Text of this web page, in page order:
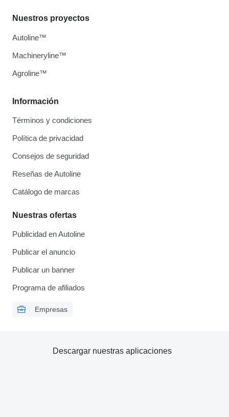
Información
Términos y condiciones
Política de privacidad
Consejos de seguridad
Reseñas de Autoline
Catálogo de marcas
Nuestras ofertas
Publicidad en Autoline
Publicar el anuncio
Publicar un banner
Programa de afiliados
Empresas
Nuestros proyectos
Autoline™
Machineryline™
Agroline™
Descargar nuestras aplicaciones